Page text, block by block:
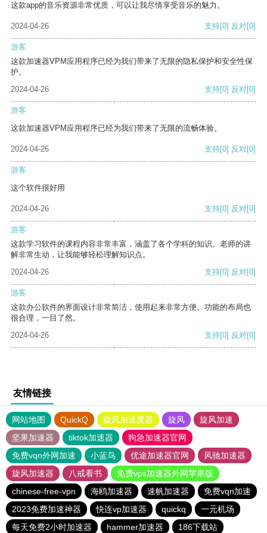
这款app的音乐资源非常优质，可以让我尽情享受音乐的魅力。
2024-04-26 支持[0] 反对[0]
游客
这款加速器VPM应用程序已经为我们带来了无限的隐私保护和安全性保
护。
2024-04-26
支持[0] 反对[0]
游客
这款加速器VPM应用程序已经为我们带来了无限的流畅体验。
2024-04-26 支持[0] 反对[0]
游客
这个软件很好用
2024-04-26 支持[0] 反对[0]
游客
这款学习软件的课程内容非常丰富，涵盖了各个学科的知识。老师的讲
解非常生动，让我能够轻松理解知识点。
2024-04-26
支持[0] 反对[0]
游客
这款办公软件的界面设计非常简洁，使用起来非常方便。功能的布局也
很合理，一目了然。
2024-04-26
支持[0] 反对[0]
友情链接
网站地图 QuickQ 旋风加速度器 旋风
旋风加速
坚果加速器
tiktok加速器
狗急加速器官网
免费vqn外网加速
小蓝鸟 优途加速器官网
风驰加速器
旋风加速器
八戒看书
免费vps加速器外网苹果版
chinese-free-vpn
海鸥加速器 速帆加速器
免费vqn加速
2023免费加速神器
快连vp加速器 quickq
一元机场
每天免费2小时加速器
hammer加速器 186下载站